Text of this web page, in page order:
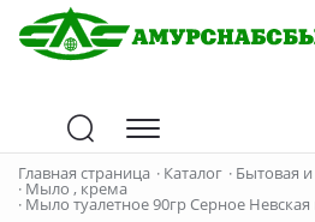
Главная страница · Каталог · Бытовая
· Мыло , крема
· Мыло туалетное 90гр Серное Невская